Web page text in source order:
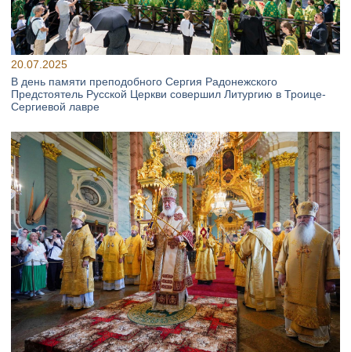
20.07.2025
В день памяти преподобного Сергия Радонежского
Предстоятель Русской Церкви совершил Литургию в Троице-
Сергиевой лавре